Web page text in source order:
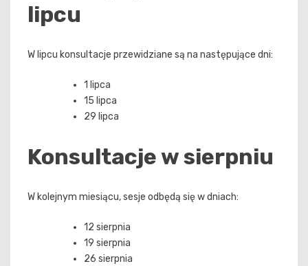
lipcu
W lipcu konsultacje przewidziane są na następujące dni:
1 lipca
15 lipca
29 lipca
Konsultacje w sierpniu
W kolejnym miesiącu, sesje odbędą się w dniach:
12 sierpnia
19 sierpnia
26 sierpnia